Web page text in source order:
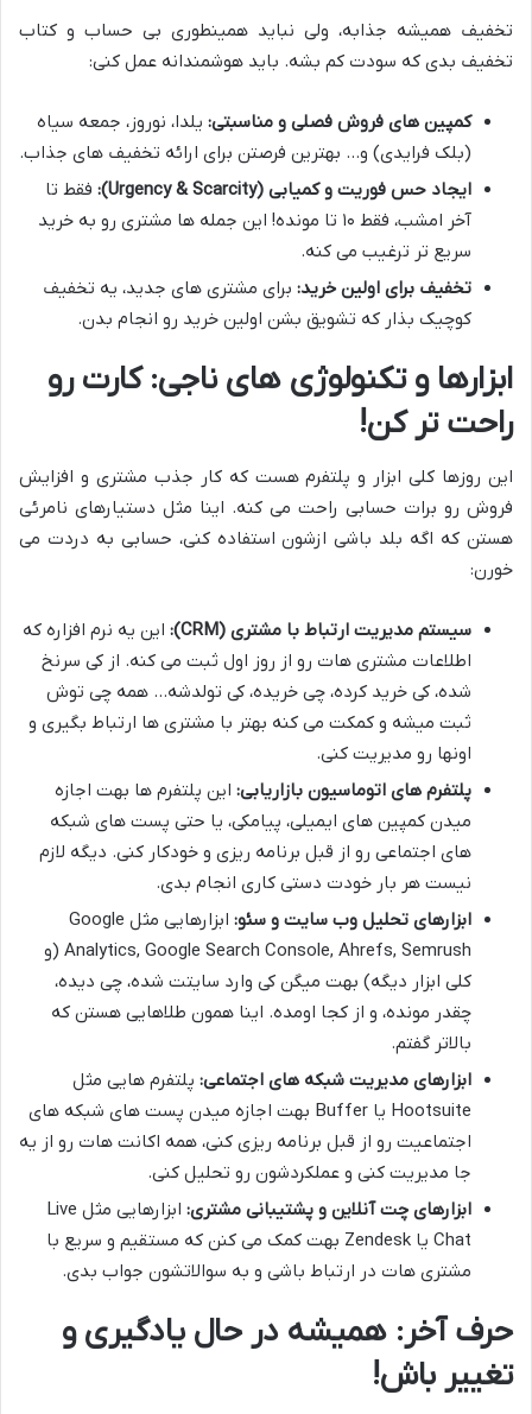
تخفیف همیشه جذابه، ولی نباید همینطوری بی حساب و کتاب
تخفیف بدی که سودت کم بشه. باید هوشمندانه عمل کنی:
کمپین های فروش فصلی و مناسبتی: یلدا، نوروز، جمعه سیاه
(بلک فرایدی) و… بهترین فرصتن برای ارائه تخفیف های جذاب.
ایجاد حس فوریت و کمیابی (Urgency & Scarcity):
فقط تا
آخر امشب، فقط ۱۰ تا مونده! این جمله ها مشتری رو به خرید
سریع تر ترغیب می کنه.
تخفیف برای اولین خرید: برای مشتری های جدید، یه تخفیف
کوچیک بذار که تشویق بشن اولین خرید رو انجام بدن.
ابزارها و تکنولوژی های ناجی: کارت رو
راحت تر کن!
این روزها کلی ابزار و پلتفرم هست که کار جذب مشتری و افزایش
فروش رو برات حسابی راحت می کنه. اینا مثل دستیارهای نامرئی
هستن که اگه بلد باشی ازشون استفاده کنی، حسابی به دردت می
خورن:
سیستم مدیریت ارتباط با مشتری (CRM):
این یه نرم افزاره که
اطلاعات مشتری هات رو از روز اول ثبت می کنه. از کی سرنخ
شده، کی خرید کرده، چی خریده، کی تولدشه… همه چی توش
ثبت میشه و کمکت می کنه بهتر با مشتری ها ارتباط بگیری و
اونها رو مدیریت کنی.
پلتفرم های اتوماسیون بازاریابی: این پلتفرم ها بهت اجازه
میدن کمپین های ایمیلی، پیامکی، یا حتی پست های شبکه
های اجتماعی رو از قبل برنامه ریزی و خودکار کنی. دیگه لازم
نیست هر بار خودت دستی کاری انجام بدی.
ابزارهای تحلیل وب سایت و سئو:
ابزارهایی مثل Google
Analytics, Google Search Console, Ahrefs, Semrush (و
کلی ابزار دیگه) بهت میگن کی وارد سایتت شده، چی دیده،
چقدر مونده، و از کجا اومده. اینا همون طلاهایی هستن که
بالاتر گفتم.
ابزارهای مدیریت شبکه های اجتماعی: پلتفرم هایی مثل
Hootsuite یا Buffer بهت اجازه میدن پست های شبکه های
اجتماعیت رو از قبل برنامه ریزی کنی، همه اکانت هات رو از یه
جا مدیریت کنی و عملکردشون رو تحلیل کنی.
ابزارهای چت آنلاین و پشتیبانی مشتری:
ابزارهایی مثل Live
Chat یا Zendesk بهت کمک می کنن که مستقیم و سریع با
مشتری هات در ارتباط باشی و به سوالاتشون جواب بدی.
حرف آخر: همیشه در حال یادگیری و
تغییر باش!